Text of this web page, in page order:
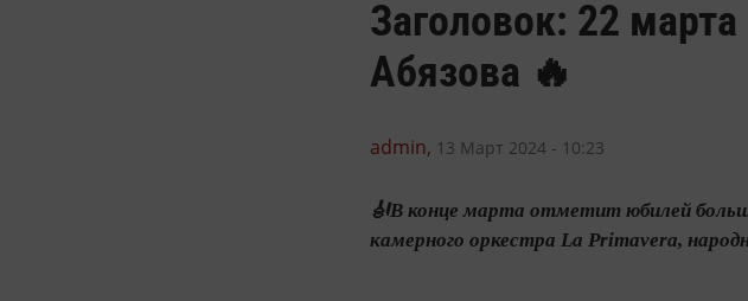
Заголовок: 22
Абязова 🔥
admin, 13 Март 2024 - 10:23
🎻В конце марта отметит юбилей
камерного оркестра La Primavera,